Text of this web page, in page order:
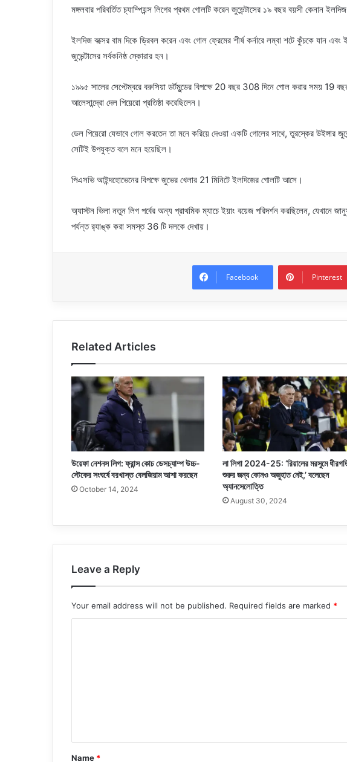
মঙ্গলবার পরিবর্তিত চ্যাম্পিয়ন্স লিগের প্রথম গোলটি করেন জুভেন্টাসের ১৯ বছর বয়সী কেনান
ইলদিজ বক্সের বাম দিকে ড্রিবল করেন এবং গোল ফ্রেমের শীর্ষ কর্নারে লম্বা শটে কুঁচকে যান এবং
জুভেন্টাসের সর্বকনিষ্ঠ স্কোরার হন।
১৯৯৫ সালের সেপ্টেম্বরে বরুসিয়া ডর্টমুন্ডের বিপক্ষে 20 বছর 308 দিনে গোল করার সময় 19
আলেসান্দ্রো দেল পিয়েরো প্রতিষ্ঠা করেছিলেন।
ডেল পিয়েরো যেভাবে গোল করতেন তা মনে করিয়ে দেওয়া একটি গোলের সাথে, তুরস্কের উইঙ্গার
সেটিই উপযুক্ত বলে মনে হয়েছিল।
পিএসভি আইন্দহোভেনের বিপক্ষে জুভের খেলার 21 মিনিটে ইলদিজের গোলটি আসে।
অ্যাস্টন ভিলা নতুন লিগ পর্বের অন্য প্রাথমিক ম্যাচে ইয়াং বয়েজ পরিদর্শন করছিলেন, যেখানে
পর্যন্ত র‌্যাঙ্ক করা সমস্ত 36 টি দলকে দেখায়।
Facebook Pinterest
Related Articles
উয়েফা নেশনস লিগ: ফ্রান্স কোচ ডেসচ্যাম্প উচ্চ-
স্টেকের সংঘর্ষে বরখাস্ত বেলজিয়াম আশা করছেন
October 14, 2024
লা লিগা 2024-25: ‘রিয়ালের মরসুমে
শুরুর জন্য কোনও অজুহাত নেই,’ বলেছেন
অ্যানসেলোত্তি
August 30, 2024
Leave a Reply
Your email address will not be published. Required fields are marked *
*
Name *